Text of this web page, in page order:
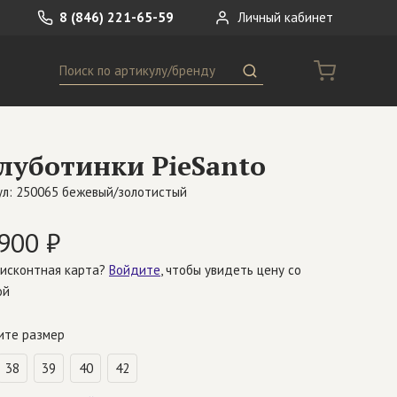
8 (846) 221-65-59 Личный кабинет
Другое
Поиск
PieSanto
250065 бежевый/золотистый
₽
карта? Войдите , чтобы увидеть цену со
размер
38 39 40 42